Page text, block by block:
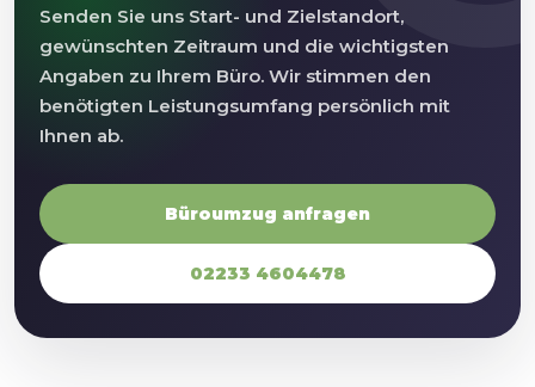
Senden Sie uns Start- und Zielstandort,
gewünschten Zeitraum und die wichtigsten
Angaben zu Ihrem Büro. Wir stimmen den
benötigten Leistungsumfang persönlich mit
Ihnen ab.
Büroumzug anfragen
02233 4604478